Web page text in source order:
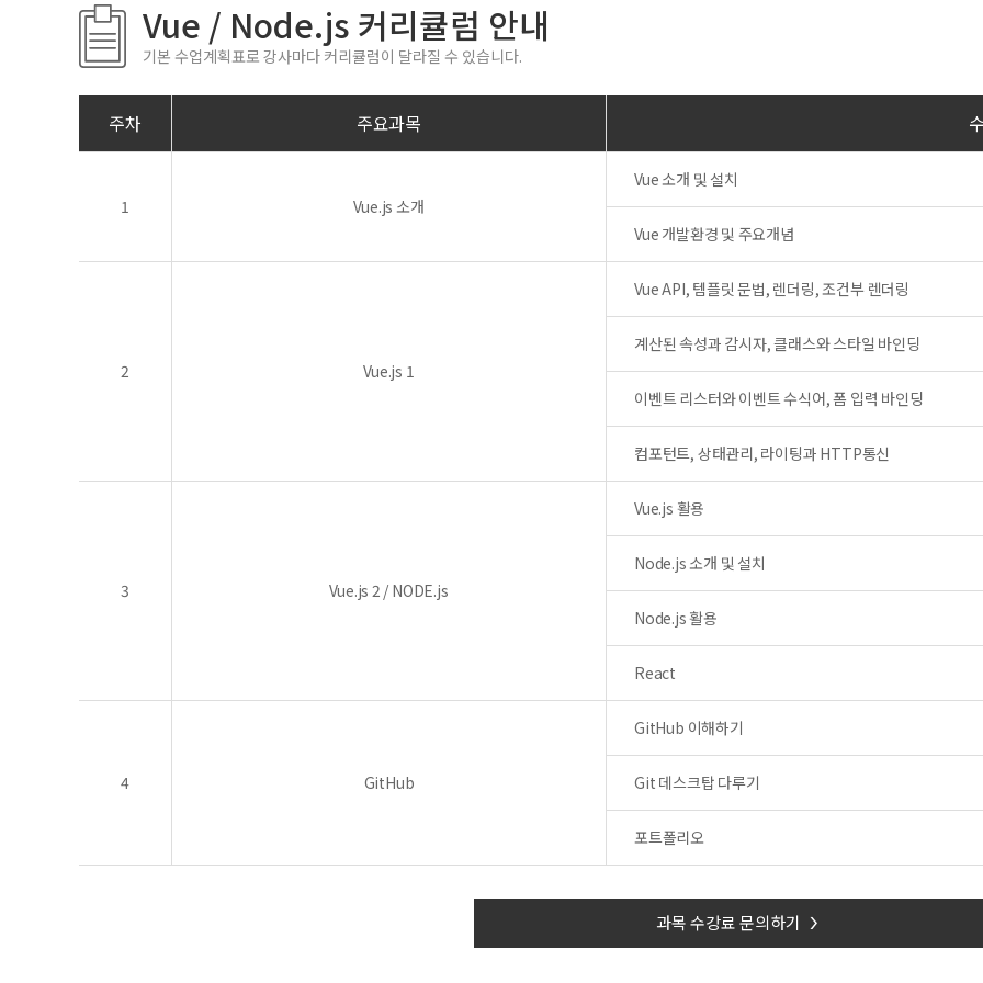
Vue / Node.js 커리큘럼 안내
기본 수업계획표로 강사마다 커리큘럼이 달라질 수 있습니다.
주차 주요과목
1 Vue.js 소개
Vue 소개 및 설치
Vue 개발환경 및 주요개념
2 Vue.js 1
Vue API, 템플릿 문법, 렌더링, 조건부 렌더링
계산된 속성과 감시자, 클래스와 스타일 바인딩
이벤트 리스터와 이벤트 수식어, 폼 입력 바인딩
컴포턴트, 상태관리, 라이팅과 HTTP통신
3 Vue.js 2 / NODE.js
Vue.js 활용
Node.js 소개 및 설치
Node.js 활용
React
4 GitHub
GitHub 이해하기
Git 데스크탑 다루기
포트폴리오
과목 수강료 문의하기 >